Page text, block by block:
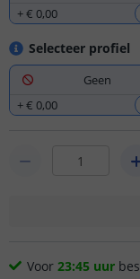
+€ 0,00
Selecteer profiel
Geen
+€ 0,00
Voor 23:45 uur